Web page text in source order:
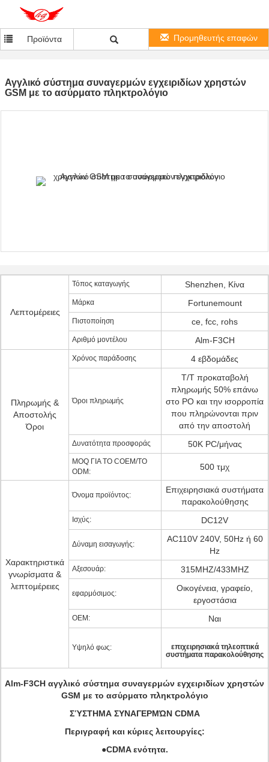
Προϊόντα Προμηθευτής επαφών
Αγγλικό σύστημα συναγερμών εγχειριδίων χρηστών
GSM με το ασύρματο πληκτρολόγιο
Λεπτομέρειες
Τόπος καταγωγής Shenzhen, Κίνα
Μάρκα Fortunemount
Πιστοποίηση ce, fcc, rohs
Αριθμό μοντέλου Alm-F3CH
Πληρωμής &
Αποστολής
Όροι
Χρόνος παράδοσης 4 εβδομάδες
Όροι πληρωμής
T/T προκαταβολή
πληρωμής 50% επάνω
στο PO και την ισορροπία
που πληρώνονται πριν
από την αποστολή
Δυνατότητα προσφοράς 50K PC/μήνας
MOQ ΓΙΑ ΤΟ COEM/ΤΟ
ODM:
500 τμχ
Χαρακτηριστικά
γνωρίσματα &
λεπτομέρειες
Όνομα προϊόντος:
Επιχειρησιακά συστήματα
παρακολούθησης
Ισχύς: DC12V
Δύναμη εισαγωγής:
AC110V 240V, 50Hz ή 60
Hz
Αξεσουάρ: 315MHZ/433MHZ
εφαρμόσιμος:
Οικογένεια, γραφείο,
εργοστάσια
OEM: Ναι
Υψηλό φως:
επιχειρησιακά τηλεοπτικά
συστήματα παρακολούθησης
Alm-F3CH αγγλικό σύστημα συναγερμών εγχειριδίων χρηστών
GSM με το ασύρματο πληκτρολόγιο
ΣΎΣΤΗΜΑ ΣΥΝΑΓΕΡΜΏΝ CDMA
Περιγραφή και κύριες λειτουργίες:
●CDMA ενότητα.